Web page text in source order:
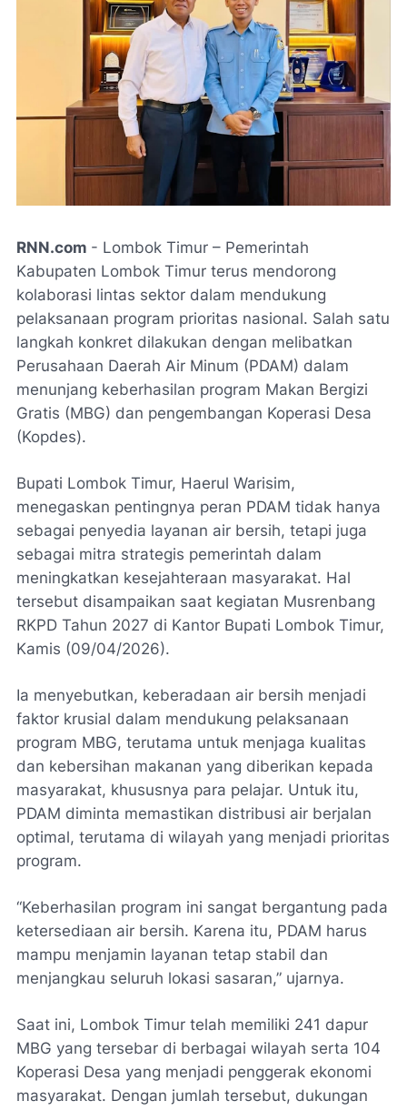
RNN.com - Lombok Timur – Pemerintah
Kabupaten Lombok Timur terus mendorong
kolaborasi lintas sektor dalam mendukung
pelaksanaan program prioritas nasional. Salah satu
langkah konkret dilakukan dengan melibatkan
Perusahaan Daerah Air Minum (PDAM) dalam
menunjang keberhasilan program Makan Bergizi
Gratis (MBG) dan pengembangan Koperasi Desa
(Kopdes).
Bupati Lombok Timur, Haerul Warisim,
menegaskan pentingnya peran PDAM tidak hanya
sebagai penyedia layanan air bersih, tetapi juga
sebagai mitra strategis pemerintah dalam
meningkatkan kesejahteraan masyarakat. Hal
tersebut disampaikan saat kegiatan Musrenbang
RKPD Tahun 2027 di Kantor Bupati Lombok Timur,
Kamis (09/04/2026).
Ia menyebutkan, keberadaan air bersih menjadi
faktor krusial dalam mendukung pelaksanaan
program MBG, terutama untuk menjaga kualitas
dan kebersihan makanan yang diberikan kepada
masyarakat, khususnya para pelajar. Untuk itu,
PDAM diminta memastikan distribusi air berjalan
optimal, terutama di wilayah yang menjadi prioritas
program.
“Keberhasilan program ini sangat bergantung pada
ketersediaan air bersih. Karena itu, PDAM harus
mampu menjamin layanan tetap stabil dan
menjangkau seluruh lokasi sasaran,” ujarnya.
Saat ini, Lombok Timur telah memiliki 241 dapur
MBG yang tersebar di berbagai wilayah serta 104
Koperasi Desa yang menjadi penggerak ekonomi
masyarakat. Dengan jumlah tersebut, dukungan